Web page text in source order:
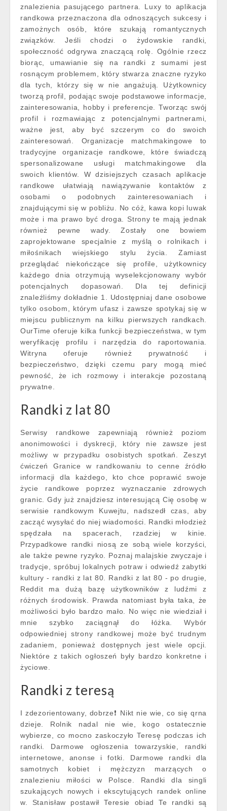
znalezienia pasującego partnera. Luxy to aplikacja
randkowa przeznaczona dla odnoszących sukcesy i
zamożnych osób, które szukają romantycznych
związków. Jeśli chodzi o żydowskie randki,
społeczność odgrywa znaczącą rolę. Ogólnie rzecz
biorąc, umawianie się na randki z sumami jest
rosnącym problemem, który stwarza znaczne ryzyko
dla tych, którzy się w nie angażują. Użytkownicy
tworzą profil, podając swoje podstawowe informacje,
zainteresowania, hobby i preferencje. Tworząc swój
profil i rozmawiając z potencjalnymi partnerami,
ważne jest, aby być szczerym co do swoich
zainteresowań. Organizacje matchmakingowe to
tradycyjne organizacje randkowe, które świadczą
spersonalizowane usługi matchmakingowe dla
swoich klientów. W dzisiejszych czasach aplikacje
randkowe ułatwiają nawiązywanie kontaktów z
osobami o podobnych zainteresowaniach i
znajdującymi się w pobliżu. No cóż, kawa kopi luwak
może i ma prawo być droga. Strony te mają jednak
również pewne wady. Zostały one bowiem
zaprojektowane specjalnie z myślą o rolnikach i
miłośnikach wiejskiego stylu życia. Zamiast
przeglądać niekończące się profile, użytkownicy
każdego dnia otrzymują wyselekcjonowany wybór
potencjalnych dopasowań. Dla tej definicji
znaleźliśmy dokładnie 1. Udostępniaj dane osobowe
tylko osobom, którym ufasz i zawsze spotykaj się w
miejscu publicznym na kilku pierwszych randkach.
OurTime oferuje kilka funkcji bezpieczeństwa, w tym
weryfikację profilu i narzędzia do raportowania.
Witryna oferuje również prywatność i
bezpieczeństwo, dzięki czemu pary mogą mieć
pewność, że ich rozmowy i interakcje pozostaną
prywatne.
Randki z lat 80
Serwisy randkowe zapewniają również poziom
anonimowości i dyskrecji, który nie zawsze jest
możliwy w przypadku osobistych spotkań. Zeszyt
ćwiczeń Granice w randkowaniu to cenne źródło
informacji dla każdego, kto chce poprawić swoje
życie randkowe poprzez wyznaczanie zdrowych
granic. Gdy już znajdziesz interesującą Cię osobę w
serwisie randkowym Kuwejtu, nadszedł czas, aby
zacząć wysyłać do niej wiadomości. Randki młodzież
spędzała na spacerach, rzadziej w kinie.
Przypadkowe randki niosą ze sobą wiele korzyści,
ale także pewne ryzyko. Poznaj malajskie zwyczaje i
tradycje, spróbuj lokalnych potraw i odwiedź zabytki
kultury - randki z lat 80. Randki z lat 80 - po drugie,
Reddit ma dużą bazę użytkowników z ludźmi z
różnych środowisk. Prawda natomiast była taka, że
możliwości było bardzo mało. No więc nie wiedział i
mnie szybko zaciągnął do łóżka. Wybór
odpowiedniej strony randkowej może być trudnym
zadaniem, ponieważ dostępnych jest wiele opcji.
Niektóre z takich ogłoszeń były bardzo konkretne i
życiowe.
Randki z teresą
I zdezorientowany, dobrze❗️ Nikt nie wie, co się qrna
dzieje. Rolnik nadal nie wie, kogo ostatecznie
wybierze, co mocno zaskoczyło Teresę podczas ich
randki. Darmowe ogłoszenia towarzyskie, randki
internetowe, anonse i fotki. Darmowe randki dla
samotnych kobiet i mężczyzn marzących o
znalezieniu miłości w Polsce. Randki dla singli
szukających nowych i ekscytujących randek online
w. Stanisław postawił Teresie obiad Te randki są